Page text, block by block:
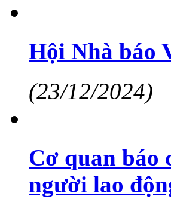
Hội Nhà báo
(23/12/2024)
Cơ quan báo
người lao